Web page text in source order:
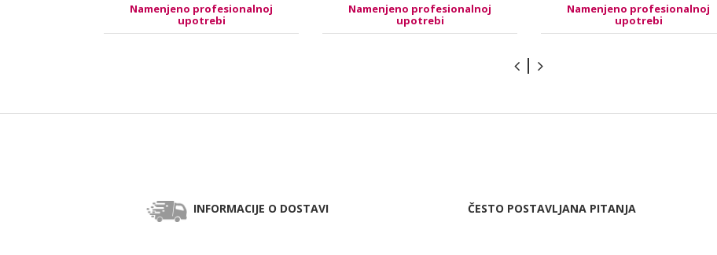
Namenjeno profesionalnoj
upotrebi
Namenjeno profesionalnoj
upotrebi
Namenjeno profesionalnoj
upotrebi
INFORMACIJE O DOSTAVI ČESTO POSTAVLJANA PITANJA